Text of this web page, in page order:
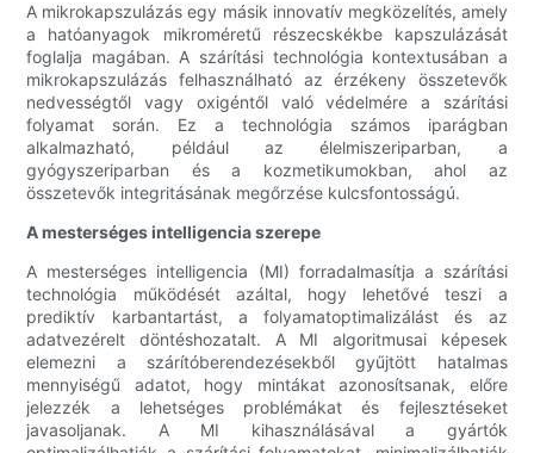
A mikrokapszulázás egy másik innovatív megközelítés, amely
a hatóanyagok mikroméretű részecskékbe kapszulázását
foglalja magában. A szárítási technológia kontextusában a
mikrokapszulázás felhasználható az érzékeny összetevők
nedvességtől vagy oxigéntől való védelmére a szárítási
folyamat során. Ez a technológia számos iparágban
alkalmazható, például az élelmiszeriparban, a
gyógyszeriparban és a kozmetikumokban, ahol az
összetevők integritásának megőrzése kulcsfontosságú.
A mesterséges intelligencia szerepe
A mesterséges intelligencia (MI) forradalmasítja a szárítási
technológia működését azáltal, hogy lehetővé teszi a
prediktív karbantartást, a folyamatoptimalizálást és az
adatvezérelt döntéshozatalt. A MI algoritmusai képesek
elemezni a szárítóberendezésekből gyűjtött hatalmas
mennyiségű adatot, hogy mintákat azonosítsanak, előre
jelezzék a lehetséges problémákat és fejlesztéseket
javasoljanak. A MI kihasználásával a gyártók